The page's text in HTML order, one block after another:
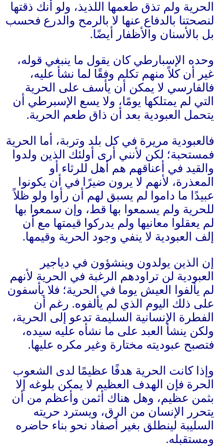
الحرية ولم تذق طعمها اللذيذ، ولو أنك ذقتها
لنصحتنا بالدفاع عنها لا بالرمح والدرع فحسب
بل بالأسنان والأظفار أيضًا.
وحده الإسبارطي كان يقول ما ينبغي قوله،
غير أن كلاً منهم تكلم وفقًا لما نشأ عليه،
فالفارسي لا يمكن أن يأسف على الحرية
التي لم يمتلكها يومًا، ولا يسع الإسبرطي أن
يتحمل العبودية بعد أن ذاق طعم الحرية.
فالعبودية مريرة في كل بلد وتربة، أما الحرية
فمستحبة؛ لكن لأنني أرى أولئك الذين ولدوا
والقيد في أعناقهم هم أهل للرثاء أو
المعذرة، لأنهم لا يرون ضيرًا في أن يكونوا
عبيدًا ما داموا لم يسبق لهم أن رأوا ولو ظلاً
للحرية ولم يسمعوا بها قط، وإن سمعوا بها
لم يعقلوا معانيها ولم يدركوا قيمتها مع أن
إلف العبودية لا ينفي وجود الحرية وقيمها.
إن الذين يولدون وينشؤون في دياجير
العبودية لن تراودهم الرغبة في الحرية لأنهم
لم يألفوا العيش يوما في الحرية؛ فلا يأسفون
على ذلك اليوم الذي لم يألفوه. رغم أن
الفطرة الإنسانية السليمة تدعو إلى الحرية،
ولكن ينشأ العبد على ما نشأه عليه سيده،
فتصبح عبوديته مختارة وغير مكره عليها.
وإذا كانت الحرية هدفًا عظيمًا لدى الشعوب
الحرة فإن الهدف العظيم لا يمكن بلوغه إلا
بثمن عظيم، وهل هناك أثمن وأعظم من أن
يتحرر الإنسان من الرق، ويسترد حريته
السليبة لينطلق بغير أصفاد نحو بناء حاضره
ومستقبله.